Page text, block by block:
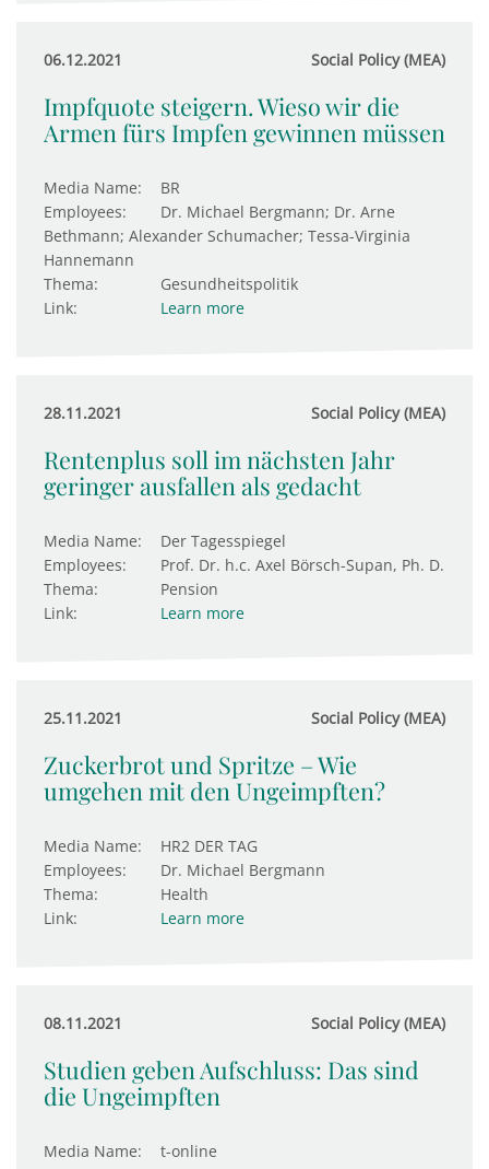
06.12.2021 Social Policy (MEA)
Impfquote steigern. Wieso wir die
Armen fürs Impfen gewinnen müssen
Media Name:
BR
Employees:
Dr. Michael Bergmann; Dr. Arne
Bethmann; Alexander Schumacher; Tessa-Virginia
Hannemann
Thema:
Gesundheitspolitik
Link:
Learn more
28.11.2021 Social Policy (MEA)
Rentenplus soll im nächsten Jahr
geringer ausfallen als gedacht
Media Name:
Der Tagesspiegel
Employees:
Prof. Dr. h.c. Axel Börsch-Supan, Ph. D.
Thema:
Pension
Link:
Learn more
25.11.2021 Social Policy (MEA)
Zuckerbrot und Spritze – Wie
umgehen mit den Ungeimpften?
Media Name:
HR2 DER TAG
Employees:
Dr. Michael Bergmann
Thema:
Health
Link:
Learn more
08.11.2021 Social Policy (MEA)
Studien geben Aufschluss: Das sind
die Ungeimpften
Media Name:
t-online